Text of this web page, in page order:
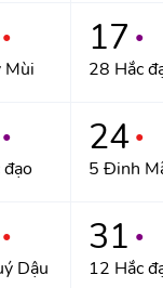
●
Mùi
17 ●
28 Hắc
● 24 ●
5 Đinh
●
Dậu
31 ●
12 Hắc